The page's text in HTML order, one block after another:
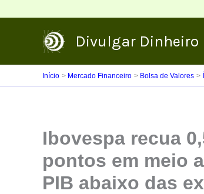
Divulgar Dinheiro
Início Mercado Financeiro Bolsa de Valores
Ibovespa recua
pontos em meio
PIB abaixo das